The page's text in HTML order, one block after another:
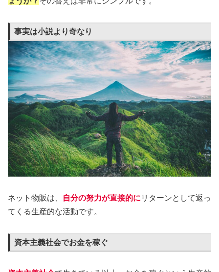
事実は小説より奇なり
ネット物販は、 自分の努力が直接的に リターンとして返っ
てくる生産的な活動です。
資本主義社会でお金を稼ぐ